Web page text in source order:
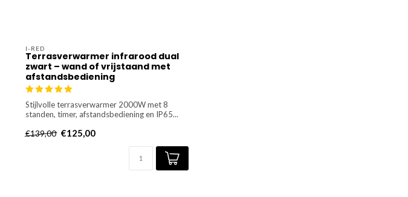
I-RED
Terrasverwarmer infrarood dual
zwart – wand of vrijstaand met
afstandsbediening
Stijlvolle terrasverwarmer 2000W met 8
standen, timer, afstandsbediening en IP65...
€139,00 €125,00